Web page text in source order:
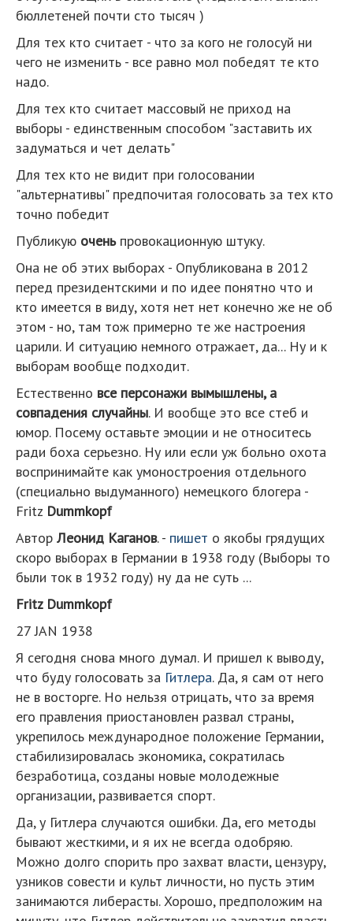
бюллетеней почти сто тысяч )
Для тех кто считает - что за кого не голосуй ни
чего не изменить - все равно мол победят те кто
надо.
Для тех кто считает массовый не приход на
выборы - единственным способом "заставить их
задуматься и чет делать"
Для тех кто не видит при голосовании
"альтернативы" предпочитая голосовать за тех кто
точно победит
Публикую оченьпровокационную штуку.
Она не об этих выборах - Опубликована в 2012
перед президентскими и по идее понятно что и
кто имеется в виду, хотя нет нет конечно же не об
этом - но, там тож примерно те же настроения
царили. И ситуацию немного отражает, да... Ну и к
выборам вообще подходит.
Естественно все персонажи вымышлены, а
совпадения случайны. И вообще это все стеб и
юмор. Посему оставьте эмоции и не относитесь
ради боха серьезно. Ну или если уж больно охота
воспринимайте как умоностроения отдельного
(специально выдуманного) немецкого блогера -
Fritz Dummkopf
Автор Леонид Каганов. - пишет о якобы грядущих
скоро выборах в Германии в 1938 году (Выборы то
были ток в 1932 году) ну да не суть ...
Fritz Dummkopf
27 JAN 1938
Я сегодня снова много думал. И пришел к выводу,
что буду голосовать за Гитлера. Да, я сам от него
не в восторге. Но нельзя отрицать, что за время
его правления приостановлен развал страны,
укрепилось международное положение Германии,
стабилизировалась экономика, сократилась
безработица, созданы новые молодежные
организации, развивается спорт.
Да, у Гитлера случаются ошибки. Да, его методы
бывают жесткими, и я их не всегда одобряю.
Можно долго спорить про захват власти, цензуру,
узников совести и культ личности, но пусть этим
занимаются либерасты. Хорошо, предположим на